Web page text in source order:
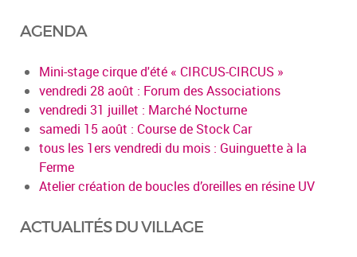
AGENDA
Mini-stage cirque d'été « CIRCUS-CIRCUS »
vendredi 28 août : Forum des Associations
vendredi 31 juillet : Marché Nocturne
samedi 15 août : Course de Stock Car
tous les 1ers vendredi du mois : Guinguette à la
Ferme
Atelier création de boucles d’oreilles en résine UV
ACTUALITÉS DU VILLAGE